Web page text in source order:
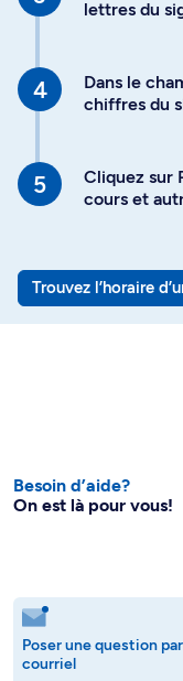
lettres du
Dans le
chiffres du
Cliquez sur
cours et
Trouvez l’horaire
Besoin d’aide?
On est là pour vous!
Poser une question par
courriel